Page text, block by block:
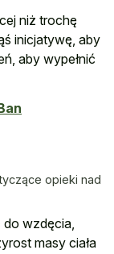
niż trochę
inicjatywę, aby
aby wypełnić
opieki nad
do wzdęcia,
masy ciała